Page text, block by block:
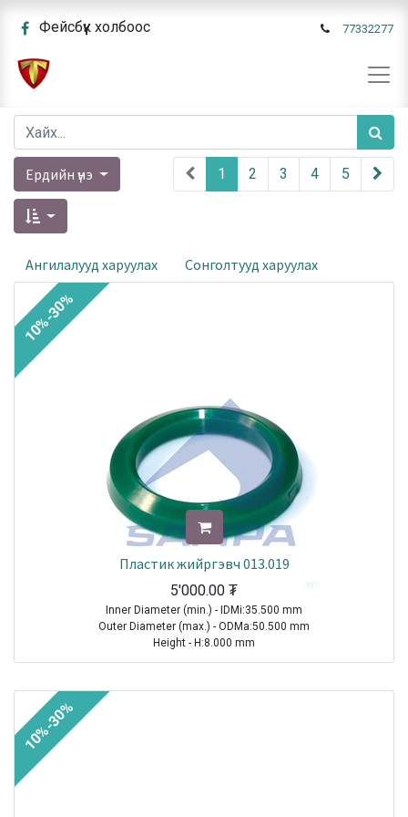
Фейсбүүк холбоос 77332277
Ердийн үнэ 1 2 3 4 5
Ангилалууд харуулах Сонголтууд харуулах
Пластик жийргэвч 013.019
5'000.00 ₮
Inner Diameter (min.) - IDMi:35.500 mm
Outer Diameter (max.) - ODMa:50.500 mm
Height - H:8.000 mm
TRUCK|VOLVO|FH12|1993-2021
10%-30%
10%-30%